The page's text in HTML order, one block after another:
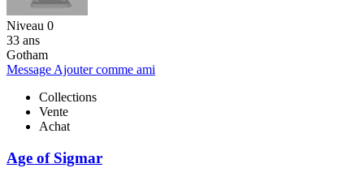
Niveau 0
33 ans
Gotham
Message Ajouter comme ami
Collections
Vente
Achat
Age of Sigmar